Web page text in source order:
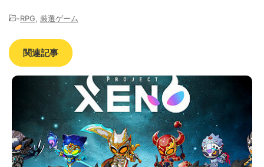
-RPG 厳選ゲーム
関連記事